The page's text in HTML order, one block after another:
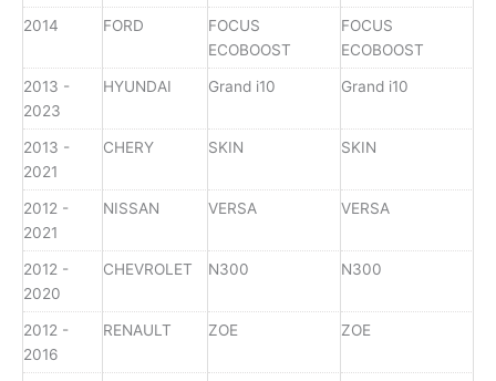
2014 FORD
FOCUS
ECOBOOST
FOCUS
ECOBOOST
2013 -
2023
HYUNDAI Grand i10 Grand i10
2013 -
2021
CHERY SKIN SKIN
2012 -
2021
NISSAN VERSA VERSA
2012 -
2020
CHEVROLET N300 N300
2012 -
2016
RENAULT ZOE ZOE